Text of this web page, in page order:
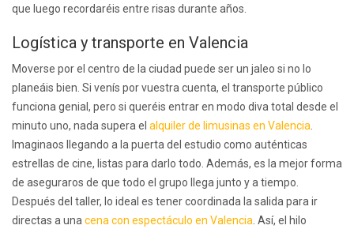
que luego recordaréis entre risas durante años.
Logística y transporte en Valencia
Moverse por el centro de la ciudad puede ser un jaleo si no lo
planeáis bien. Si venís por vuestra cuenta, el transporte público
funciona genial, pero si queréis entrar en modo diva total desde el
minuto uno, nada supera el alquiler de limusinas en Valencia
Imaginaos llegando a la puerta del estudio como auténticas
estrellas de cine, listas para darlo todo. Además, es la mejor forma
de aseguraros de que todo el grupo llega junto y a tiempo.
Después del taller, lo ideal es tener coordinada la salida para ir
directas a una cena con espectáculo en Valencia . Así, el hilo